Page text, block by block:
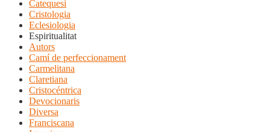
Catequesi
Cristologia
Eclesiologia
Espiritualitat
Autors
Camí de perfeccionament
Carmelitana
Claretiana
Cristocéntrica
Devocionaris
Diversa
Franciscana